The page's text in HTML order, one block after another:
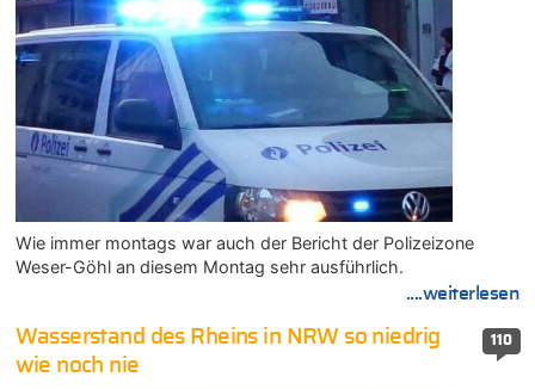
Wie immer montags war auch der Bericht der Polizeizone
Weser-Göhl an diesem Montag sehr ausführlich.
....weiterlesen
110
Wasserstand des Rheins in NRW so niedrig
wie noch nie